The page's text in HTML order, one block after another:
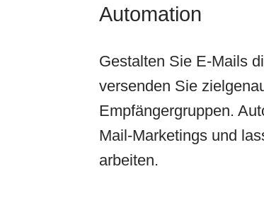
Automation
Gestalten Sie E-Mails
versenden Sie
Empfängergruppen.
Mail-Marketings und
arbeiten.